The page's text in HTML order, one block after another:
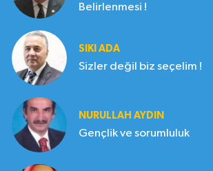
Belirlenmesi !
SIKI ADA
Sizler değil biz seçelim !
NURULLAH AYDIN
Gençlik ve sorumluluk